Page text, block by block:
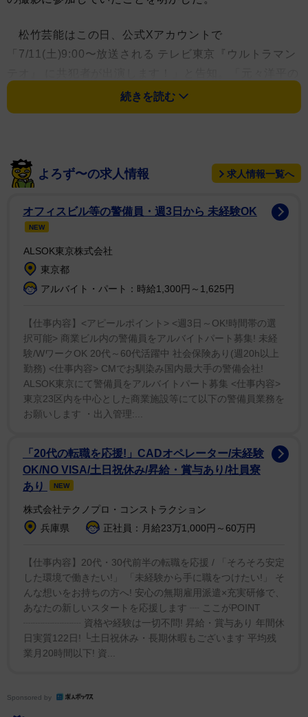
松竹芸能はこの日、公式Xアカウントで
「7/11(土)9:00〜放送される テレビ東京『ウルトラマン
キャラクターに注目頂き、オファーを頂いて昨年撮影に
参加しておりました」と撮影前の秘話も明かされ、「撮
す」と記している。
国京も所属事務所のポストを引用する形で「ウルトラ
マンテオに共犯者が出てます」と投稿。「2人とも柔道
部員役です。元柔道部の洋平のおかげで自分も出させて
頂きました」と記し、「しかも漫才の時と同じ髪型と眼
鏡で出れたのありがたい」とつづった。
洋平さんは金髪リーゼントという特徴的な髪形がトレ
ードマークで、相方の国京とともに2025年の「M―1グ
ランプリ」では準々決勝まで進出している。事務所の投
稿には漫才の時と同じ金髪リーゼント姿の洋平さんと、
七三分けで眼鏡をかけた国京が出演している場面が添え
られていた。
続きを読む
よろず〜の求人情報 求人情報一覧へ
オフィスビル等の警備員・週3日から 未経験OK
NEW
ALSOK東京株式会社
東京都
アルバイト・パート：時給1,300円～1,625円
【仕事内容】<アピールポイント> <週3日～OK!時間帯の選
択可能> 商業ビル内の警備員をアルバイトパート募集! 未経
験/WワークOK 20代～60代活躍中 社会保険あり(週20h以上
勤務) <仕事内容> CMでお馴染み国内最大手の警備会社!
ALSOK東京にて警備員をアルバイトパート募集 <仕事内容>
東京23区内を中心とした商業施設等にて以下の警備員業務を
お願いします ・出入管理:...
「20代の転職を応援!」CADオペレーター/未経験
OK/NO VISA/土日祝休み/昇給・賞与あり/社員寮
あり
NEW
株式会社テクノプロ・コンストラクション
兵庫県
正社員：月給23万1,000円～60万円
【仕事内容】20代・30代前半の転職を応援 / 「そろそろ安定
した環境で働きたい!」 「未経験から手に職をつけたい!」 そ
んな想いをお持ちの方へ! 安心の無期雇用派遣×充実研修で、
あなたの新しいスタートを応援します ┈ ここがPOINT
┈┈┈┈┈┈ 資格や経験は一切不問! 昇給・賞与あり 年間休
日実質122日! └土日祝休み・長期休暇もございます 平均残
業月20時間以下! 資...
Sponsored by